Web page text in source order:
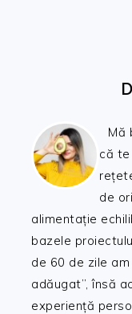
Mă
că
de
alimentație
bazele
de 60 de zile
adăugat”, însă
experiență